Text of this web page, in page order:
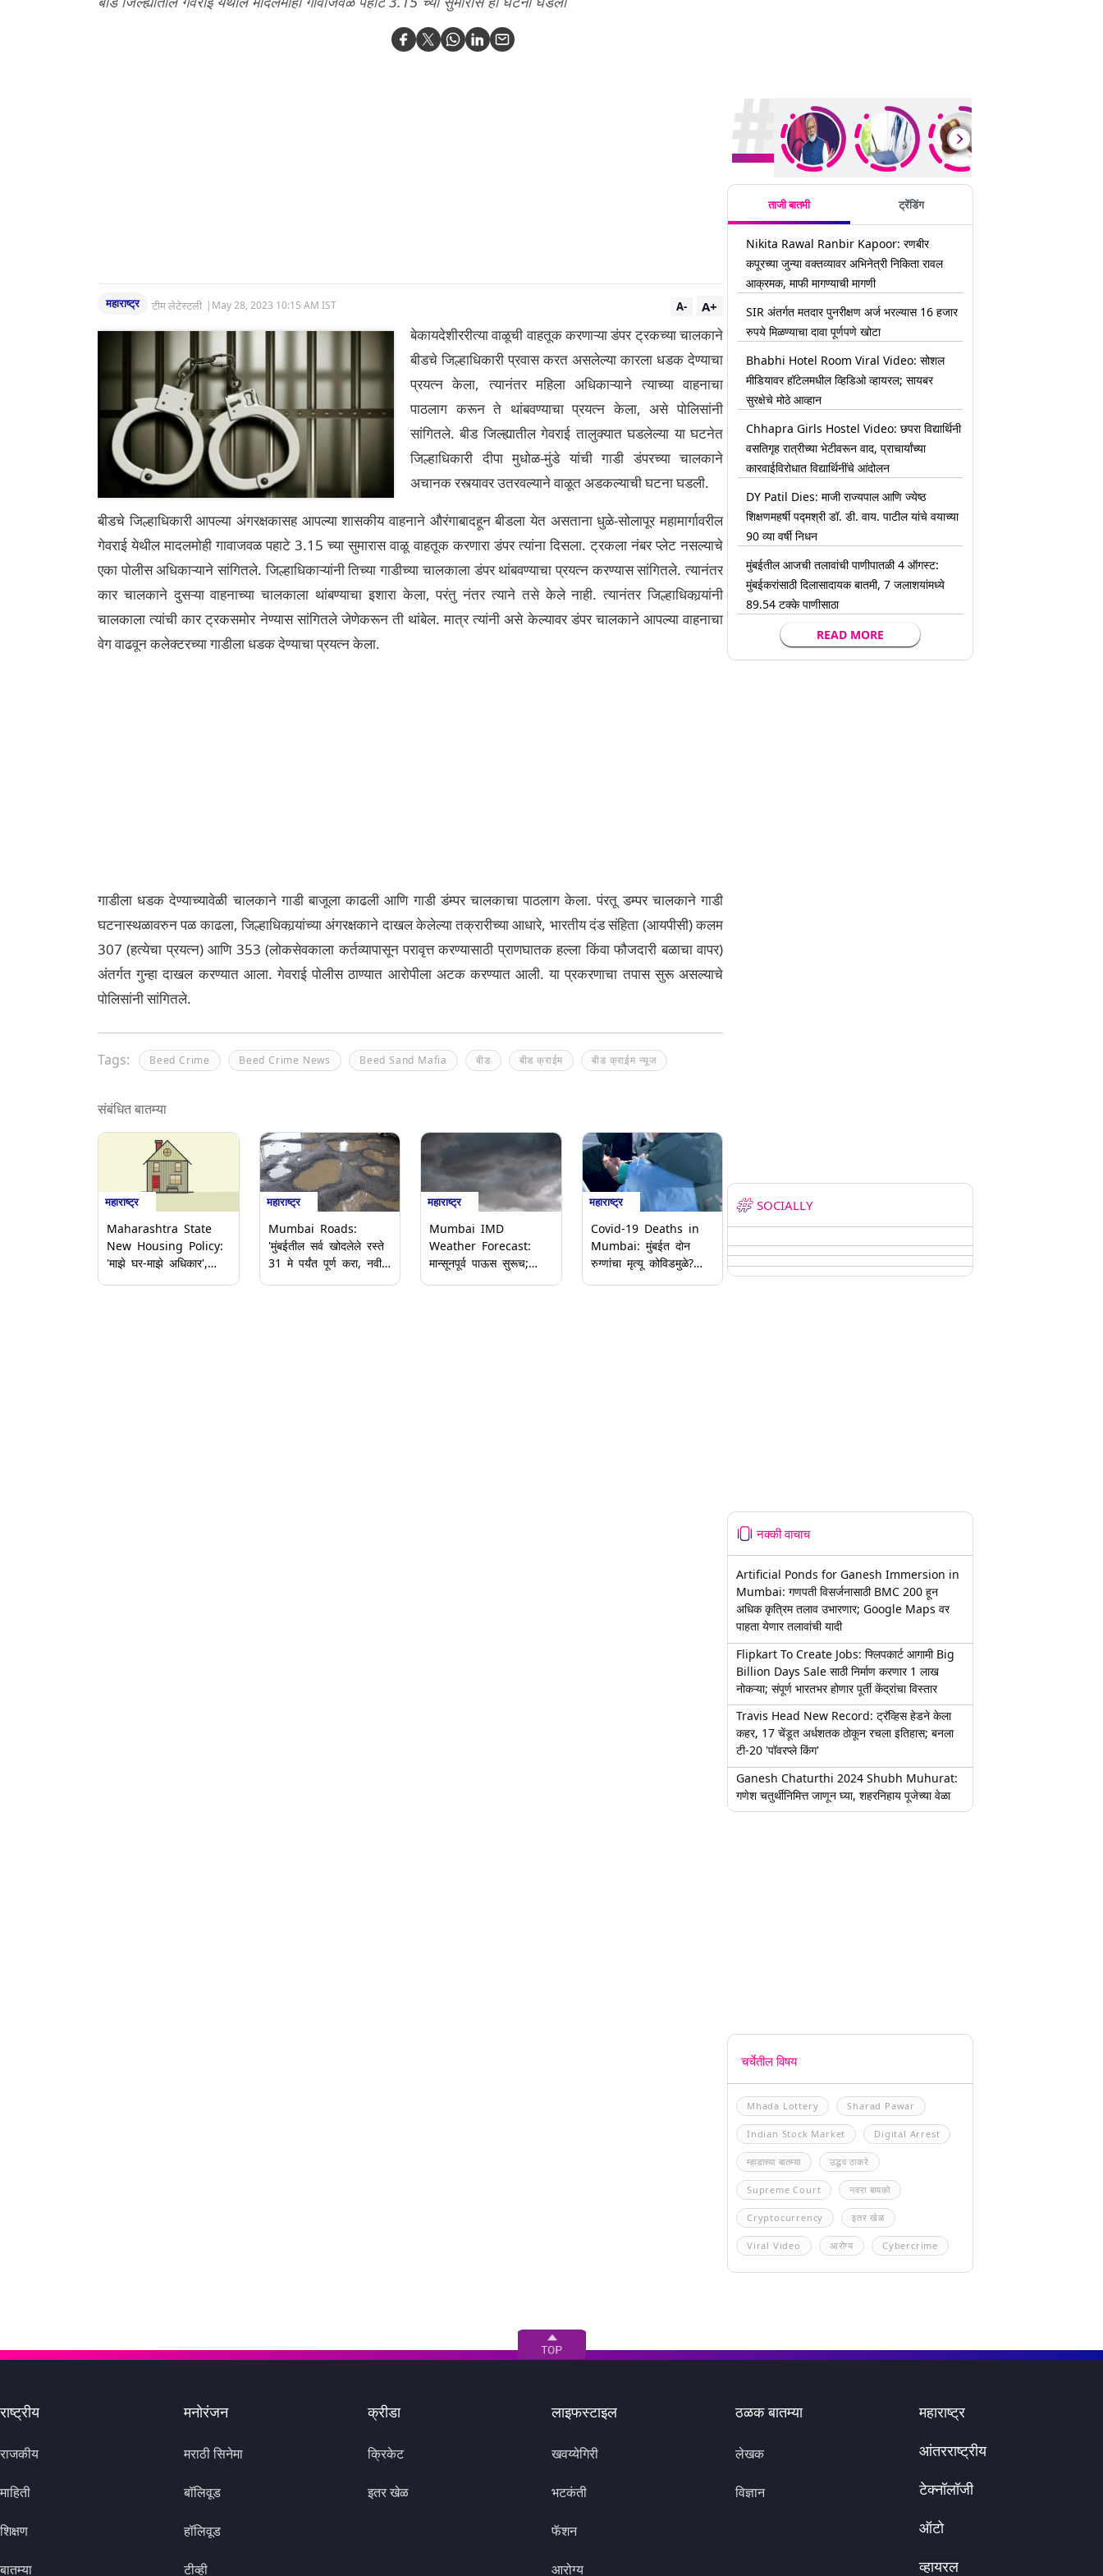
महाराष्ट्र टीम लेटेस्टली | May 28, 2023 10:15 AM IST A+
A-
बेकायदेशीररीत्या वाळूची वाहतूक करणाऱ्या डंपर ट्रकच्या चालकाने
बीडचे जिल्हाधिकारी प्रवास करत असलेल्या कारला धडक देण्याचा
प्रयत्न केला, त्यानंतर महिला अधिकाऱ्याने त्याच्या वाहनाचा
पाठलाग करून ते थांबवण्याचा प्रयत्न केला, असे पोलिसांनी
सांगितले. बीड जिल्ह्यातील गेवराई तालुक्यात घडलेल्या या घटनेत
जिल्हाधिकारी दीपा मुधोळ-मुंडे यांची गाडी डंपरच्या चालकाने
अचानक रस्त्यावर उतरवल्याने वाळूत अडकल्याची घटना घडली.
बीडचे जिल्हाधिकारी आपल्या अंगरक्षकासह आपल्या शासकीय वाहनाने औरंगाबादहून बीडला येत असताना धुळे-सोलापूर महामार्गावरील
गेवराई येथील मादलमोही गावाजवळ पहाटे 3.15 च्या सुमारास वाळू वाहतूक करणारा डंपर त्यांना दिसला. ट्रकला नंबर प्लेट नसल्याचे
एका पोलीस अधिकाऱ्याने सांगितले. जिल्हाधिकाऱ्यांनी तिच्या गाडीच्या चालकाला डंपर थांबवण्याचा प्रयत्न करण्यास सांगितले. त्यानंतर
कार चालकाने दुसऱ्या वाहनाच्या चालकाला थांबण्याचा इशारा केला, परंतु नंतर त्याने तसे केले नाही. त्यानंतर जिल्हाधिकार्‍यांनी
चालकाला त्यांची कार ट्रकसमोर नेण्यास सांगितले जेणेकरून ती थांबेल. मात्र त्यांनी असे केल्यावर डंपर चालकाने आपल्या वाहनाचा
वेग वाढवून कलेक्टरच्या गाडीला धडक देण्याचा प्रयत्न केला.
गाडीला धडक देण्याच्यावेळी चालकाने गाडी बाजूला काढली आणि गाडी डंम्पर चालकाचा पाठलाग केला. पंरतू डम्पर चालकाने गाडी
घटनास्थळावरुन पळ काढला, जिल्हाधिकार्‍यांच्या अंगरक्षकाने दाखल केलेल्या तक्रारीच्या आधारे, भारतीय दंड संहिता (आयपीसी) कलम
307 (हत्येचा प्रयत्न) आणि 353 (लोकसेवकाला कर्तव्यापासून परावृत्त करण्यासाठी प्राणघातक हल्ला किंवा फौजदारी बळाचा वापर)
अंतर्गत गुन्हा दाखल करण्यात आला. गेवराई पोलीस ठाण्यात आरोपीला अटक करण्यात आली. या प्रकरणाचा तपास सुरू असल्याचे
पोलिसांनी सांगितले.
Tags: Beed Crime Beed Crime News Beed Sand Mafia बीड बीड क्राईम बीड क्राईम न्यूज
संबंधित बातम्या
महाराष्ट्र
Maharashtra State
New Housing Policy:
'माझे घर-माझे अधिकार',
महाराष्ट्र
Mumbai Roads:
'मुंबईतील सर्व खोदलेले रस्ते
31 मे पर्यंत पूर्ण करा, नवीन
महाराष्ट्र
Mumbai IMD
Weather Forecast:
मान्सूनपूर्व पाऊस सुरूच;
महाराष्ट्र
Covid-19 Deaths in
Mumbai: मुंबईत दोन
रुग्णांचा मृत्यू कोविडमुळे?
ताजी बातमी ट्रेंडिंग
Nikita Rawal Ranbir Kapoor: रणबीर
कपूरच्या जुन्या वक्तव्यावर अभिनेत्री निकिता रावल
आक्रमक, माफी मागण्याची मागणी
SIR अंतर्गत मतदार पुनरीक्षण अर्ज भरल्यास 16 हजार
रुपये मिळण्याचा दावा पूर्णपणे खोटा
Bhabhi Hotel Room Viral Video: सोशल
मीडियावर हॉटेलमधील व्हिडिओ व्हायरल; सायबर
सुरक्षेचे मोठे आव्हान
Chhapra Girls Hostel Video: छपरा विद्यार्थिनी
वसतिगृह रात्रीच्या भेटीवरून वाद, प्राचार्यांच्या
कारवाईविरोधात विद्यार्थिनींचे आंदोलन
DY Patil Dies: माजी राज्यपाल आणि ज्येष्ठ
शिक्षणमहर्षी पद्मश्री डॉ. डी. वाय. पाटील यांचे वयाच्या
90 व्या वर्षी निधन
मुंबईतील आजची तलावांची पाणीपातळी 4 ऑगस्ट:
मुंबईकरांसाठी दिलासादायक बातमी, 7 जलाशयांमध्ये
89.54 टक्के पाणीसाठा
READ MORE
SOCIALLY
नक्की वाचाच
Artificial Ponds for Ganesh Immersion in
Mumbai: गणपती विसर्जनासाठी BMC 200 हून
अधिक कृत्रिम तलाव उभारणार; Google Maps वर
पाहता येणार तलावांची यादी
Flipkart To Create Jobs: फ्लिपकार्ट आगामी Big
Billion Days Sale साठी निर्माण करणार 1 लाख
नोकऱ्या; संपूर्ण भारतभर होणार पूर्ती केंद्रांचा विस्तार
Travis Head New Record: ट्रॅव्हिस हेडने केला
कहर, 17 चेंडूत अर्धशतक ठोकून रचला इतिहास; बनला
टी-20 'पॉवरप्ले किंग'
Ganesh Chaturthi 2024 Shubh Muhurat:
गणेश चतुर्थीनिमित्त जाणून घ्या, शहरनिहाय पूजेच्या वेळा
चर्चेतील विषय
Mhada Lottery Sharad Pawar
Indian Stock Market Digital Arrest
म्हाडाच्या बातम्या उद्धव ठाकरे
Supreme Court नवरा बायको
Cryptocurrency इतर खेळ
Viral Video आरोग्य Cybercrime
राष्ट्रीय
राजकीय
माहिती
शिक्षण
बातम्या
मनोरंजन
मराठी सिनेमा
बॉलिवूड
हॉलिवूड
टीव्ही
क्रीडा
क्रिकेट
इतर खेळ
लाइफस्टाइल
खवय्येगिरी
भटकंती
फॅशन
आरोग्य
ठळक बातम्या
लेखक
विज्ञान
महाराष्ट्र
आंतरराष्ट्रीय
टेक्नॉलॉजी
ऑटो
व्हायरल